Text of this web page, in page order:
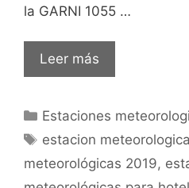
la GARNI 1055 …
Leer más
a
de
la
GARNI
Categorías
Estaciones
Etiquetas
estacion
meteorológicas 2019,